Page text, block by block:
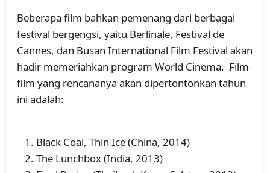
Beberapa film bahkan pemenang dari berbagai
festival bergengsi, yaitu Berlinale, Festival de
Cannes, dan Busan International Film Festival akan
hadir memeriahkan program World Cinema. Film-
film yang rencananya akan dipertontonkan tahun
ini adalah:
Black Coal, Thin Ice (China, 2014)
The Lunchbox (India, 2013)